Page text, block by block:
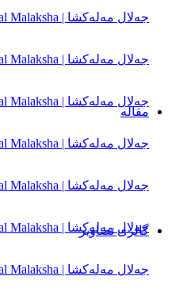
مقاله‌
گالری تصاویر
جەلال مەلەكشا | Jalal Malaksha | جلال ملکشا
جەلال مەلەكشا | Jalal Malaksha | جلال ملکشا
جەلال مەلەكشا | Jalal Malaksha | جلال ملکشا
جەلال مەلەكشا | Jalal Malaksha | جلال ملکشا
جەلال مەلەكشا | Jalal Malaksha | جلال ملکشا
جەلال مەلەكشا | Jalal Malaksha | جلال ملکشا
جەلال مەلەكشا | Jalal Malaksha | جلال ملکشا